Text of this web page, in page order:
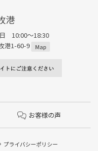
港
10:00〜18:30
港1-60-9
Map
お客様の声
プライバシーポリシー